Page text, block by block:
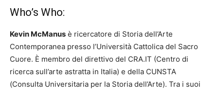
Who’s Who:
Kevin McManus è ricercatore di Storia dell’Arte
Contemporanea presso l’Università Cattolica del Sacro
Cuore. È membro del direttivo del CRA.IT (Centro di
ricerca sull’arte astratta in Italia) e della CUNSTA
(Consulta Universitaria per la Storia dell’Arte). Tra i suoi